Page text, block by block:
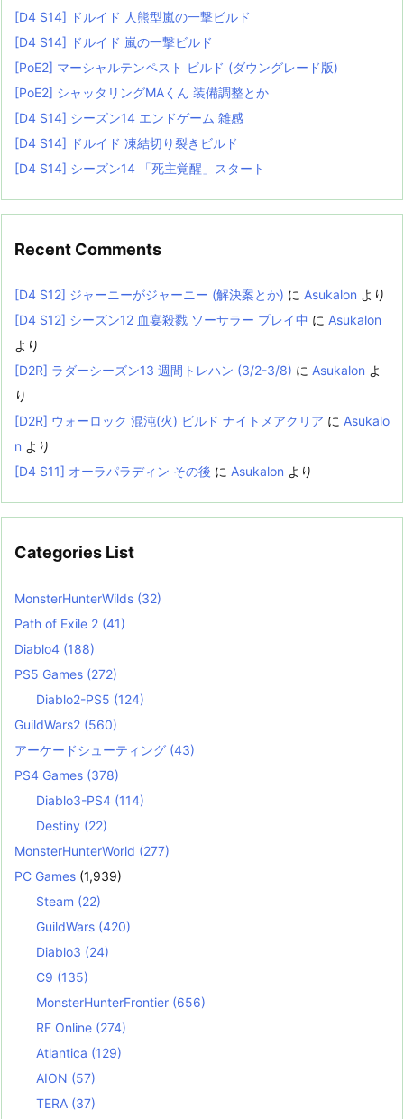
[D4 S14] ドルイド 人熊型嵐の一撃ビルド
[D4 S14] ドルイド 嵐の一撃ビルド
[PoE2] マーシャルテンペスト ビルド (ダウングレード版)
[PoE2] シャッタリングMAくん 装備調整とか
[D4 S14] シーズン14 エンドゲーム 雑感
[D4 S14] ドルイド 凍結切り裂きビルド
[D4 S14] シーズン14 「死主覚醒」スタート
Recent Comments
[D4 S12] ジャーニーがジャーニー (解決案とか) に Asukalon より
[D4 S12] シーズン12 血宴殺戮 ソーサラー プレイ中 に Asukalon
より
[D2R] ラダーシーズン13 週間トレハン (3/2-3/8) に Asukalon よ
り
[D2R] ウォーロック 混沌(火) ビルド ナイトメアクリア に Asukalo
n より
[D4 S11] オーラパラディン その後 に Asukalon より
Categories List
MonsterHunterWilds (32)
Path of Exile 2 (41)
Diablo4 (188)
PS5 Games (272)
Diablo2-PS5 (124)
GuildWars2 (560)
アーケードシューティング (43)
PS4 Games (378)
Diablo3-PS4 (114)
Destiny (22)
MonsterHunterWorld (277)
PC Games (1,939)
Steam (22)
GuildWars (420)
Diablo3 (24)
C9 (135)
MonsterHunterFrontier (656)
RF Online (274)
Atlantica (129)
AION (57)
TERA (37)